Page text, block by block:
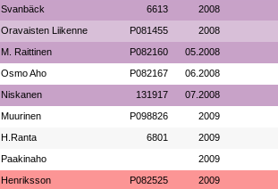
Svanbäck 6613 2008
Oravaisten Liikenne P081455 2008
M. Raittinen P082160 05.2008
Osmo Aho P082167 06.2008
Niskanen 131917 07.2008
Muurinen P098826 2009
H.Ranta 6801 2009
Paakinaho 2009
Henriksson P082525 2009